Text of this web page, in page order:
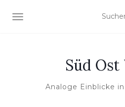
NAVIGATION UMSCHALTEN
Süd
Analoge Einblicke